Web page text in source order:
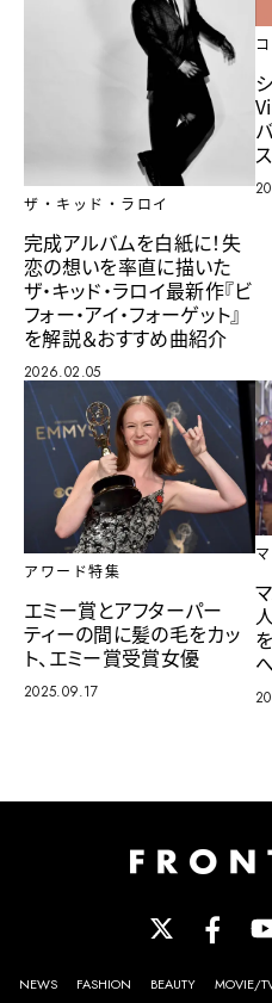
ザ・キッド・ラロイ
完成アルバムを白紙に！失
恋の想いを率直に描いた
ザ・キッド・ラロイ最新作『ビ
フォー・アイ・フォーゲット』
を解説＆おすすめ曲紹介
2026.02.05
アワード特集
エミー賞とアフターパー
ティーの間に髪の毛をカッ
ト、エミー賞受賞女優
2025.09.17
へ
NEWS FASHION BEAUTY MOVIE/